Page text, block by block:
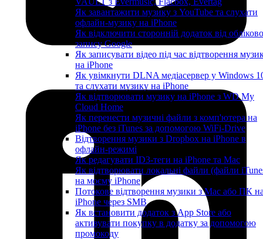
Як завантажити музику з YouTube та слухати
офлайн-музику на iPhone
Як відключити сторонній додаток від
запису Google
Як записувати відео під час відтворення
на iPhone
Як увімкнути DLNA медіасервер у Windows
та слухати музику на iPhone
Як відтворювати музику на iPhone з WD My
Cloud Home
Як перенести музичні файли з комп'ютера на
iPhone без iTunes за допомогою WiFi-Drive
Відтворення музики з Dropbox на iPhone в
офлайн-режимі
Як редагувати ID3-теги на iPhone та Mac
Як відтворювати локальні файли (файли
на моєму iPhone
Потокове відтворення музики з Mac або ПК
iPhone через SMB
Як встановити додаток з App Store або
активувати покупку в додатку за допомогою
промокоду